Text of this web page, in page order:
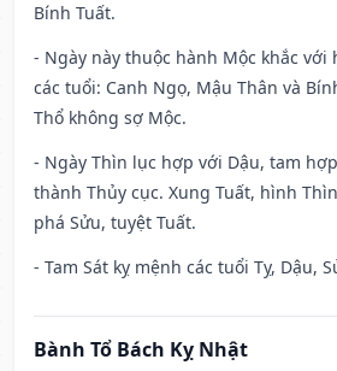
Bính Tuất.
- Ngày này thuộc hành Mộc khắc
các tuổi: Canh Ngọ, Mậu Thân và
Thổ không sợ Mộc.
- Ngày Thìn lục hợp với Dậu, tam
thành Thủy cục. Xung Tuất, hình
phá Sửu, tuyệt Tuất.
- Tam Sát kỵ mệnh các tuổi Tỵ, Dậu,
Bành Tổ Bách Kỵ Nhật